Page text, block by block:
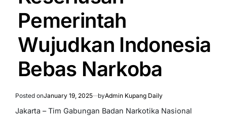
Pemerintah
Wujudkan Indonesia
Bebas Narkoba
Posted onJanuary 19, 2025 byAdmin Kupang Daily
Jakarta – Tim Gabungan Badan Narkotika Nasional